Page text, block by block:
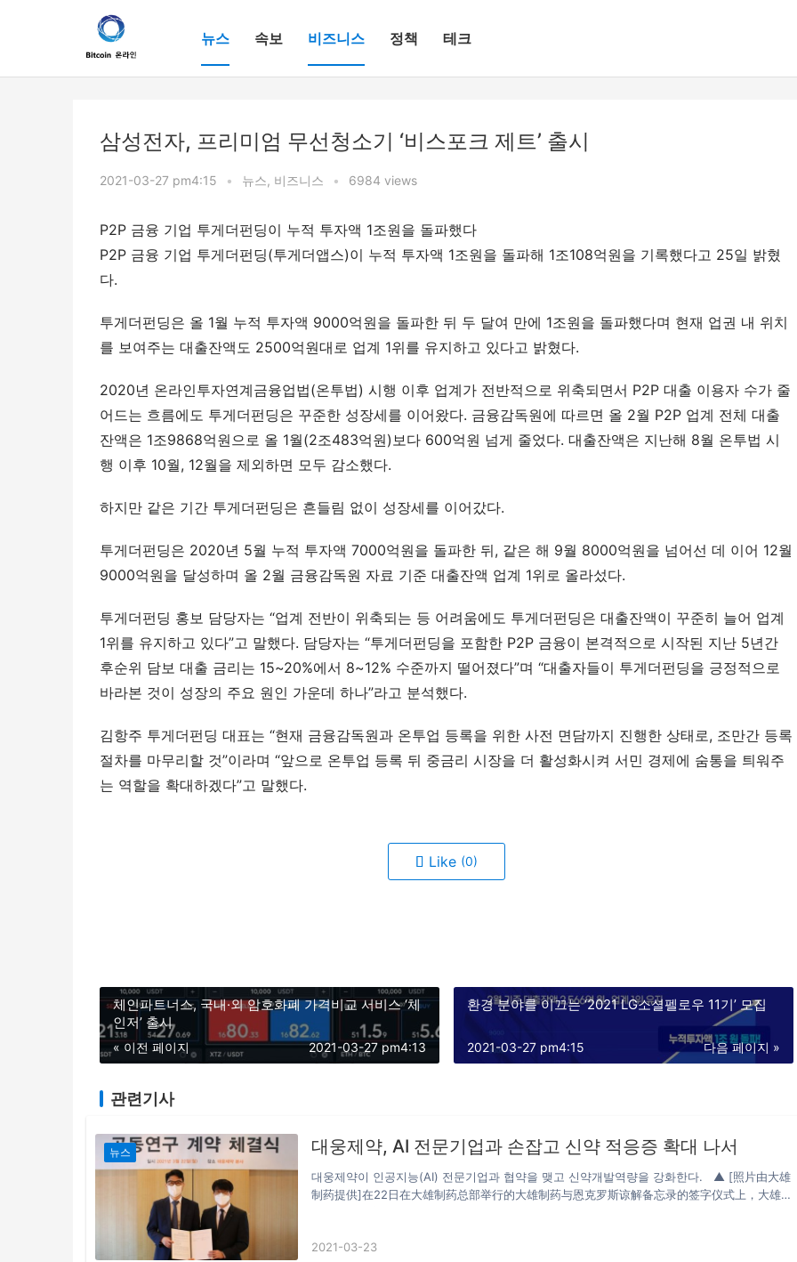
뉴스 속보 비즈니스 정책 테크
삼성전자, 프리미엄 무선청소기 ‘비스포크 제트’ 출시
2021-03-27 pm4:15 • 뉴스, 비즈니스 • 6984 views
P2P 금융 기업 투게더펀딩이 누적 투자액 1조원을 돌파했다
P2P 금융 기업 투게더펀딩(투게더앱스)이 누적 투자액 1조원을 돌파해 1조108억원을 기록했다고 25일 밝혔
다.
투게더펀딩은 올 1월 누적 투자액 9000억원을 돌파한 뒤 두 달여 만에 1조원을 돌파했다며 현재 업권 내 위치
를 보여주는 대출잔액도 2500억원대로 업계 1위를 유지하고 있다고 밝혔다.
2020년 온라인투자연계금융업법(온투법) 시행 이후 업계가 전반적으로 위축되면서 P2P 대출 이용자 수가 줄
어드는 흐름에도 투게더펀딩은 꾸준한 성장세를 이어왔다. 금융감독원에 따르면 올 2월 P2P 업계 전체 대출
잔액은 1조9868억원으로 올 1월(2조483억원)보다 600억원 넘게 줄었다. 대출잔액은 지난해 8월 온투법 시
행 이후 10월, 12월을 제외하면 모두 감소했다.
하지만 같은 기간 투게더펀딩은 흔들림 없이 성장세를 이어갔다.
투게더펀딩은 2020년 5월 누적 투자액 7000억원을 돌파한 뒤, 같은 해 9월 8000억원을 넘어선 데 이어 12월
9000억원을 달성하며 올 2월 금융감독원 자료 기준 대출잔액 업계 1위로 올라섰다.
투게더펀딩 홍보 담당자는 “업계 전반이 위축되는 등 어려움에도 투게더펀딩은 대출잔액이 꾸준히 늘어 업계
1위를 유지하고 있다”고 말했다. 담당자는 “투게더펀딩을 포함한 P2P 금융이 본격적으로 시작된 지난 5년간
후순위 담보 대출 금리는 15~20%에서 8~12% 수준까지 떨어졌다”며 “대출자들이 투게더펀딩을 긍정적으로
바라본 것이 성장의 주요 원인 가운데 하나”라고 분석했다.
김항주 투게더펀딩 대표는 “현재 금융감독원과 온투업 등록을 위한 사전 면담까지 진행한 상태로, 조만간 등록
절차를 마무리할 것”이라며 “앞으로 온투업 등록 뒤 중금리 시장을 더 활성화시켜 서민 경제에 숨통을 틔워주
는 역할을 확대하겠다”고 말했다.
Like (0)
체인파트너스, 국내·외 암호화폐 가격비교 서비스 ‘체
인저’ 출시
« 이전 페이지 2021-03-27 pm4:13
환경 분야를 이끄는 ‘2021 LG소셜펠로우 11기’ 모집
다음 페이지 »
2021-03-27 pm4:15
관련기사
뉴스 대웅제약, AI 전문기업과 손잡고 신약 적응증 확대 나서
대웅제약이 인공지능(AI) 전문기업과 협약을 맺고 신약개발역량을 강화한다. ▲ [照片由大雄
制药提供]在22日在大雄制药总部举行的大雄制药与恩克罗斯谅解备忘录的签字仪式上，大雄制
김이랑)와 공동연구개발 협약을 맺었다고 밝혔다. 개발중인 신약 ‘이나보글리플로진’과
2021-03-23